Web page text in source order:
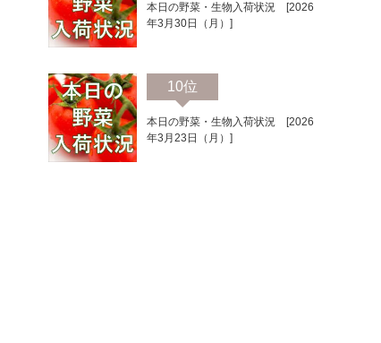
本日の野菜・生物入荷状況 [2026
年3月30日（月）]
10位
本日の野菜・生物入荷状況 [2026
年3月23日（月）]